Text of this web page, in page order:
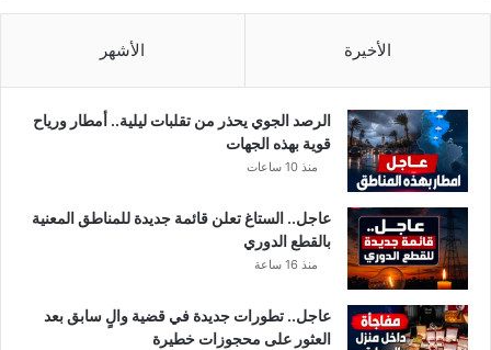
الأخيرة الأشهر
الرصد الجوي يحذر من تقلبات ليلية.. أمطار ورياح
قوية بهذه الجهات
منذ 10 ساعات
عاجل.. الستاغ تعلن قائمة جديدة للمناطق المعنية
بالقطع الدوري
منذ 16 ساعة
عاجل.. تطورات جديدة في قضية والٍ سابق بعد
العثور على محجوزات خطيرة